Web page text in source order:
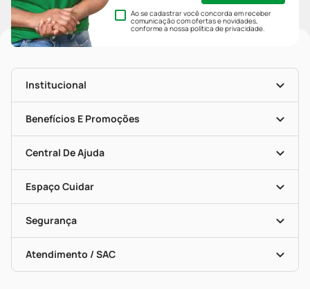
Ao se cadastrar você concorda em receber
comunicação com ofertas e novidades,
conforme a nossapolítica de privacidade.
Institucional
História
Nossas Lojas
Mapa De Categorias
Blog Da PP
Seja Uma Loja Parceira
Benefícios E Promoções
Clube PP
Convênios
Programa Popular Do Brasil
Encarte De Ofertas
Dermaclub
Descontos De Laboratório (PBM)
Cupons E Ofertas
Central De Ajuda
Entrega
Recompra Programada
Compras Com Receita
Alomed (tele-Entrega)
Formas De Pagamento
Troca E Devolução
Bulas De A A Z
Políticas De Marketplace
Espaço Cuidar
Vacinas
Serviços Farmacêuticos
Testes Rápidos
Autoteste Covid-19
Segurança
Certificado De Segurança
Portal Da Privacidade
Atendimento / SAC
WhatsApp (47) 9202-1687